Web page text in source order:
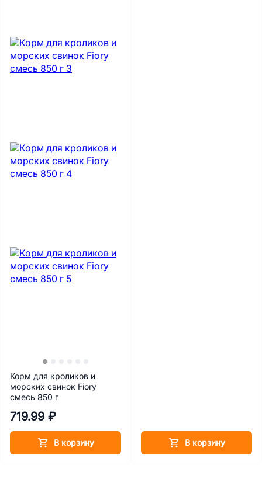
Корм для кроликов и
морских свинок Fiory
смесь 850 г
719.99 ₽
В корзину В корзину